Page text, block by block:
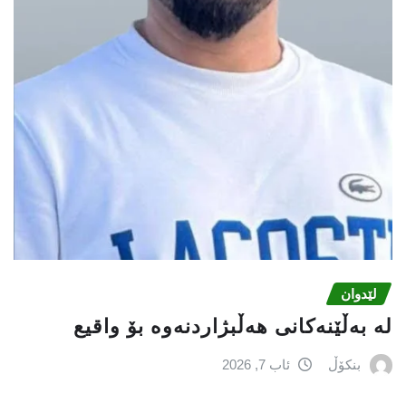
لێدوان
لە بەڵێنەکانی هەڵبژاردنەوە بۆ واقیع
بنکۆڵ ئاب 7, 2026